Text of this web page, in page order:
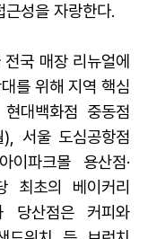
성을 자랑한다.
국 매장 리뉴얼에
를 위해 지역 핵심
대백화점 중동점
서울 도심공항점
파크몰 용산점·
최초의 베이커리
당산점은 커피와